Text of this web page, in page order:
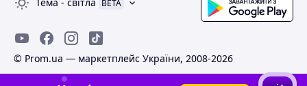
BETA
© Prom.ua — маркетплейс України, 2008-2026